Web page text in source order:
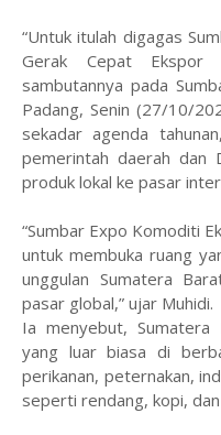
“Untuk itulah digagas
Gerak Cepat Ekspor
sambutannya pada
Padang, Senin (27/10/
sekadar agenda
pemerintah daerah dan
produk lokal ke pasar
“Sumbar Expo Komoditi
untuk membuka ruang
unggulan Sumatera
pasar global,” ujar Muhidi.
Ia menyebut, Sumatera
yang luar biasa di
perikanan, peternakan,
seperti rendang, kopi,